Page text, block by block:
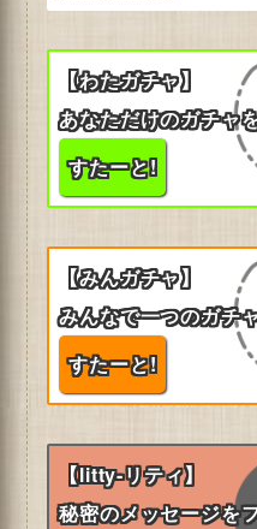
【わたガチャ】
あなただけのガチャ
すたーと!
【みんガチャ】
みんなで一つのガチ
すたーと!
【litty-リティ】
秘密のメッセージを